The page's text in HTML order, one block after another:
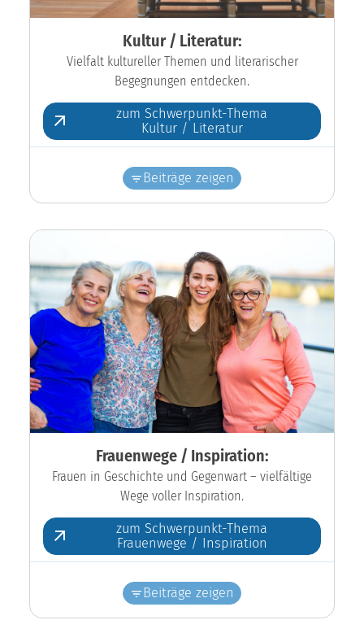
Kultur / Literatur:
Vielfalt kultureller Themen und literarischer
Begegnungen entdecken.
zum Schwerpunkt-Thema
Kultur / Literatur
Beiträge zeigen
Frauenwege / Inspiration:
Frauen in Geschichte und Gegenwart – vielfältige
Wege voller Inspiration.
zum Schwerpunkt-Thema
Frauenwege / Inspiration
Beiträge zeigen